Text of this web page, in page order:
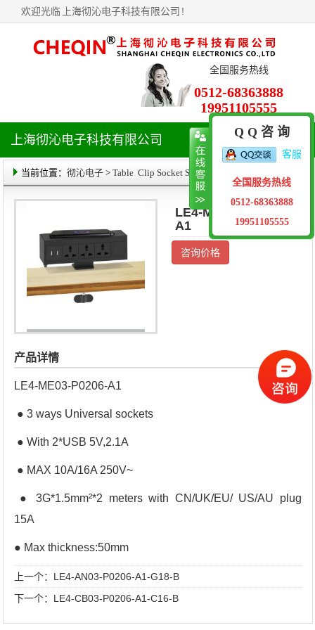
欢迎光临 上海彻沁电子科技有限公司 !
全国服务热线
0512-68363888
19951105555
航
单
上海彻沁电子科技有限公司
当前位置： 彻沁电子> Table Clip Socket Series
LE4-ME03-P0206-
A1
咨询价格
产品详情
LE4-ME03-P0206-A1
● 3 ways Universal sockets
● With 2*USB 5V,2.1A
● MAX 10A/16A 250V~
● 3G*1.5mm²*2 meters with CN/UK/EU/ US/AU plug
15A
● Max thickness:50mm
上一个： LE4-AN03-P0206-A1-G18-B
下一个： LE4-CB03-P0206-A1-C16-B
Q Q 咨 询
客服
全国服务热线
0512-68363888
19951105555